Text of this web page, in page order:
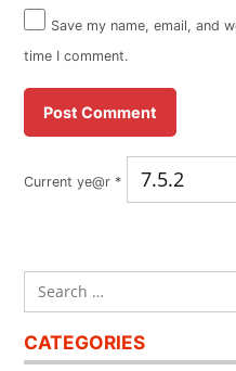
Save my name, email, and
time I comment.
Current ye@r *
Search
for:
CATEGORIES